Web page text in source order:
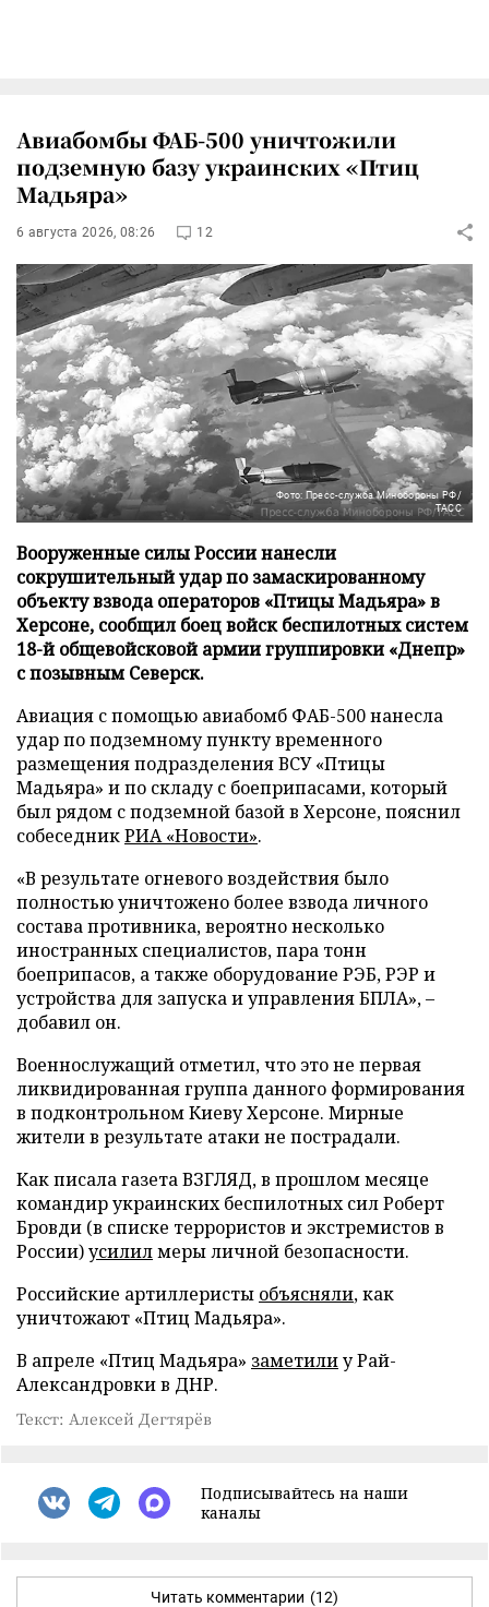
Авиабомбы ФАБ-500 уничтожили
подземную базу украинских «Птиц
Мадьяра»
6 августа 2026, 08:26 12
Фото: Пресс-служба Минобороны РФ/
ТАСС
Вооруженные силы России нанесли
сокрушительный удар по замаскированному
объекту взвода операторов «Птицы Мадьяра» в
Херсоне, сообщил боец войск беспилотных систем
18-й общевойсковой армии группировки «Днепр»
с позывным Северск.
Авиация с помощью авиабомб ФАБ-500 нанесла
удар по подземному пункту временного
размещения подразделения ВСУ «Птицы
Мадьяра» и по складу с боеприпасами, который
был рядом с подземной базой в Херсоне, пояснил
собеседникРИА «Новости».
«В результате огневого воздействия было
полностью уничтожено более взвода личного
состава противника, вероятно несколько
иностранных специалистов, пара тонн
боеприпасов, а также оборудование РЭБ, РЭР и
устройства для запуска и управления БПЛА», –
добавил он.
Военнослужащий отметил, что это не первая
ликвидированная группа данного формирования
в подконтрольном Киеву Херсоне. Мирные
жители в результате атаки не пострадали.
Как писала газета ВЗГЛЯД, в прошлом месяце
командир украинских беспилотных сил Роберт
Бровди (в списке террористов и экстремистов в
России)усилилмеры личной безопасности.
Российские артиллеристы объясняли, как
уничтожают «Птиц Мадьяра».
В апреле «Птиц Мадьяра» заметилиу Рай-
Александровки в ДНР.
Текст: Алексей Дегтярёв
Подписывайтесь на наши
каналы
Читать комментарии (12)